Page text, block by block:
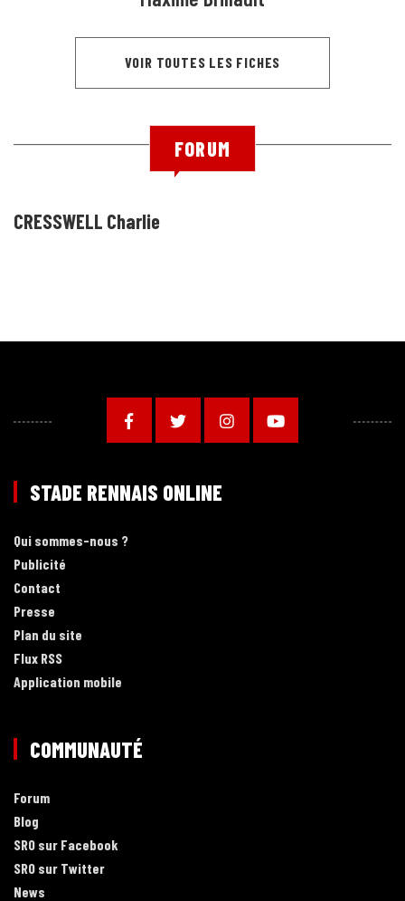
VOIR TOUTES LES FICHES
FORUM
CRESSWELL Charlie
STADE RENNAIS ONLINE
Qui sommes-nous ?
Publicité
Contact
Presse
Plan du site
Flux RSS
Application mobile
COMMUNAUTÉ
Forum
Blog
SRO sur Facebook
SRO sur Twitter
News